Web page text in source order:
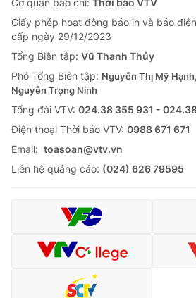
Cơ quan báo chí: Thời báo VTV
Giấy phép hoạt động báo in và báo
cấp ngày 29/12/2023
Tổng Biên tập: Vũ Thanh Thủy
Phó Tổng Biên tập: Nguyễn Thị Mỹ
Nguyễn Trọng Ninh
Tổng đài VTV: 024.38 355 931 -
Ðiện thoại Thời báo VTV: 0988 671 671
Email: toasoan@vtv.vn
Liên hệ quảng cáo: (024) 626 79595